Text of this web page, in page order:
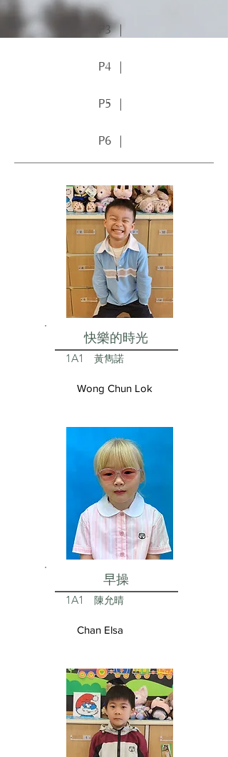
P3 ｜
P4 ｜
P5 ｜
P6 ｜
快樂的時光
1A1 黃雋諾
Wong Chun Lok
早操
1A1 陳允晴
Chan Elsa